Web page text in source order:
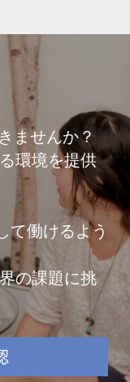
ませんか？
環境を提供
て働けるよう
の課題に挑